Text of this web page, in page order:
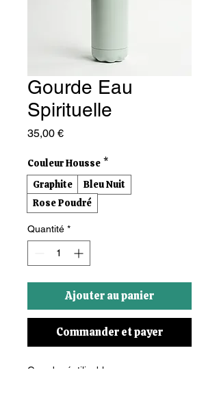
Gourde Eau
Spirituelle
35,00 €Prix
Couleur Housse *
Graphite
Bleu Nuit
Rose Poudré
Quantité *
Ajouter au panier
Commander et payer
Gourde réutilisable en verre